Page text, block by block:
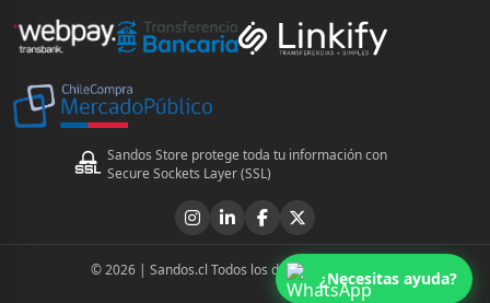
¿Necesitas ayuda?
Sandos Store protege toda tu información con
Secure Sockets Layer (SSL)
© 2026 | Sandos.cl Todos los derechos reservados